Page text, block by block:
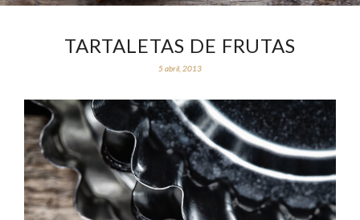
TARTALETAS DE FRUTAS
5 abril, 2013